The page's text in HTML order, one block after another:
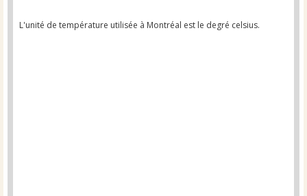
L'unité de température utilisée à Montréal est le degré celsius.